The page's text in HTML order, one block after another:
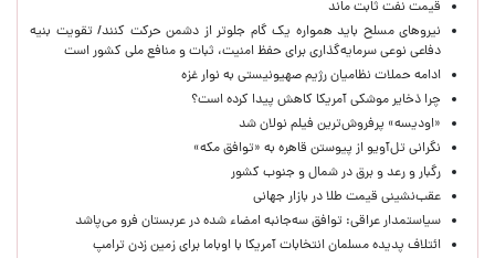
قیمت نفت ثابت ماند
نیروهای مسلح باید همواره یک گام جلوتر از دشمن حرکت کنند/ تقویت بنیه
دفاعی نوعی سرمایه‌گذاری برای حفظ امنیت، ثبات و منافع ملی کشور است
ادامه حملات نظامیان رژیم صهیونیستی به نوار غزه
چرا ذخایر موشکی آمریکا کاهش پیدا کرده است؟
«اودیسه» پرفروش‌ترین فیلم نولان شد
نگرانی تل‌آویو از پیوستن قاهره به «توافق مکه»
رگبار و رعد و برق در شمال و جنوب کشور
عقب‌نشینی قیمت طلا در بازار جهانی
سیاستمدار عراقی: توافق سه‌جانبه امضاء شده در عربستان فرو می‌پاشد
ائتلاف پدیده مسلمان انتخابات آمریکا با اوباما برای زمین زدن ترامپ